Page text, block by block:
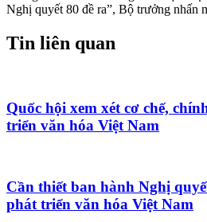
Nghị quyết 80 đề ra”, Bộ trưởng nhấn
Tin liên quan
Quốc hội xem xét cơ chế,
triển văn hóa Việt Nam
Cần thiết ban hành Nghị
phát triển văn hóa Việt Nam